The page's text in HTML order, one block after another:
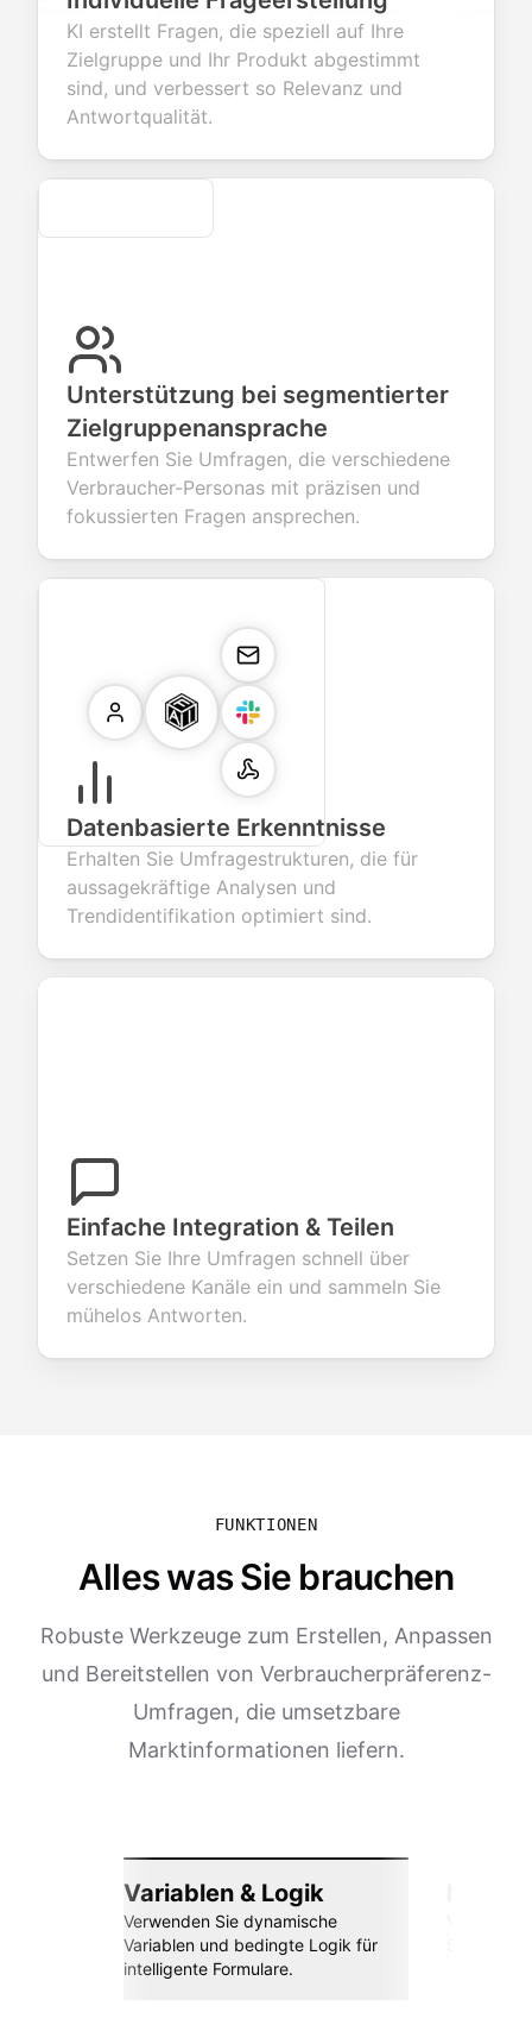
valuable
about
products or
information
fields for
account
creation.
integration for
smooth e-
commerce
transactions.
KI erstellt Fragen, die speziell auf Ihre
Zielgruppe und Ihr Produkt abgestimmt
sind, und verbessert so Relevanz und
Antwortqualität.
Secure
Unterstützung bei segmentierter
Zielgruppenansprache
Entwerfen Sie Umfragen, die verschiedene
Verbraucher-Personas mit präzisen und
fokussierten Fragen ansprechen.
Datenbasierte Erkenntnisse
Erhalten Sie Umfragestrukturen, die für
aussagekräftige Analysen und
Trendidentifikation optimiert sind.
Einfache Integration & Teilen
Setzen Sie Ihre Umfragen schnell über
verschiedene Kanäle ein und sammeln Sie
mühelos Antworten.
FUNKTIONEN
Alles was Sie brauchen
Robuste Werkzeuge zum Erstellen, Anpassen
und Bereitstellen von Verbraucherpräferenz-
Umfragen, die umsetzbare
Marktinformationen liefern.
Variablen & Logik
Verwenden Sie dynamische
Variablen und bedingte Logik für
intelligente Formulare.